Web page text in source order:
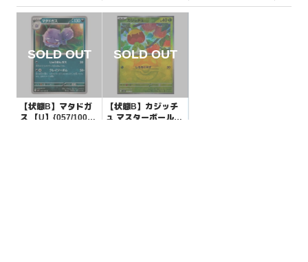
【状態B】マタドガ
ス 【U】{057/100}
【状態B】カジッチ
ュ マスターボールミ